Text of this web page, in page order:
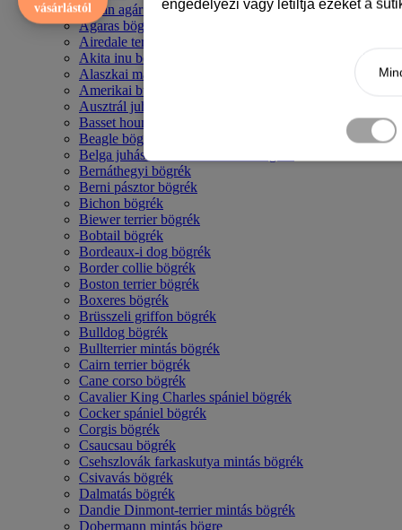
Afgán agár bögrék
Agaras bögrék
Airedale terrier mintás bögre
Akita inu bögrék
Alaszkai malamut bögrék
Amerikai bulldog mintás bögrék
Ausztrál juhászkutya bögrék
Basset hound mintás bögrék
Beagle bögrék
Belga juhász - malinois mintás bögrék
Bernáthegyi bögrék
Berni pásztor bögrék
Bichon bögrék
Biewer terrier bögrék
Bobtail bögrék
Bordeaux-i dog bögrék
Border collie bögrék
Boston terrier bögrék
Boxeres bögrék
Brüsszeli griffon bögrék
Bulldog bögrék
Bullterrier mintás bögrék
Cairn terrier bögrék
Cane corso bögrék
Cavalier King Charles spániel bögrék
Cocker spániel bögrék
Corgis bögrék
Csaucsau bögrék
Csehszlovák farkaskutya mintás bögrék
Csivavás bögrék
Dalmatás bögrék
Dandie Dinmont-terrier mintás bögrék
Dobermann mintás bögre
vásárlástól
engedélyezi vagy letiltja ezeket a